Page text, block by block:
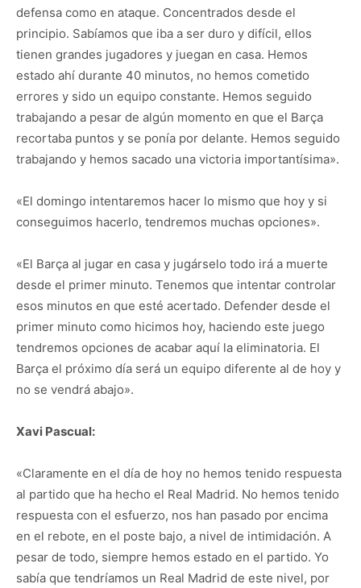
defensa como en ataque. Concentrados desde el
principio. Sabíamos que iba a ser duro y difícil, ellos
tienen grandes jugadores y juegan en casa. Hemos
estado ahí durante 40 minutos, no hemos cometido
errores y sido un equipo constante. Hemos seguido
trabajando a pesar de algún momento en que el Barça
recortaba puntos y se ponía por delante. Hemos seguido
trabajando y hemos sacado una victoria importantísima».
«El domingo intentaremos hacer lo mismo que hoy y si
conseguimos hacerlo, tendremos muchas opciones».
«El Barça al jugar en casa y jugárselo todo irá a muerte
desde el primer minuto. Tenemos que intentar controlar
esos minutos en que esté acertado. Defender desde el
primer minuto como hicimos hoy, haciendo este juego
tendremos opciones de acabar aquí la eliminatoria. El
Barça el próximo día será un equipo diferente al de hoy y
no se vendrá abajo».
Xavi Pascual:
«Claramente en el día de hoy no hemos tenido respuesta
al partido que ha hecho el Real Madrid. No hemos tenido
respuesta con el esfuerzo, nos han pasado por encima
en el rebote, en el poste bajo, a nivel de intimidación. A
pesar de todo, siempre hemos estado en el partido. Yo
sabía que tendríamos un Real Madrid de este nivel, por